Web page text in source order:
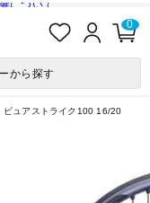
について
入
ロ
ン
0
から探す
ピュアストライク100 16/20